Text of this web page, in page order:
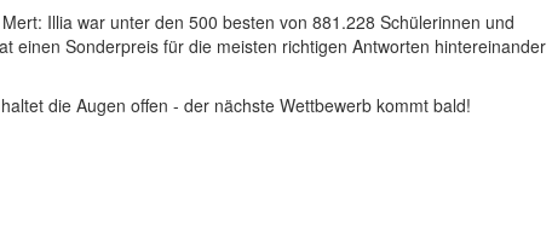
Illia war unter den 500 besten von 881.228 Schülerinnen und
einen Sonderpreis für die meisten richtigen Antworten hintereinander
die Augen offen - der nächste Wettbewerb kommt bald!